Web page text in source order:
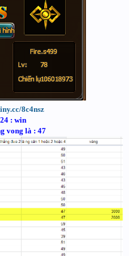
8c4nsz
: win
vong là : 47